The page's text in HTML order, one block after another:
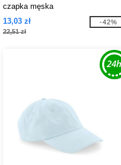
czapka męska
13,03 zł
22,51 zł
-42%